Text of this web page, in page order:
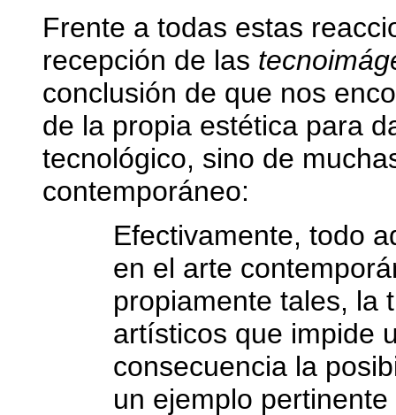
Frente a todas estas
recepción de las
conclusión de que nos
de la propia estética para
tecnológico, sino de
contemporáneo:
Efectivamente, todo
en el arte
propiamente tales, la
artísticos que impide
consecuencia la
un ejemplo